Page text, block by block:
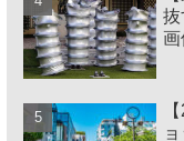
画